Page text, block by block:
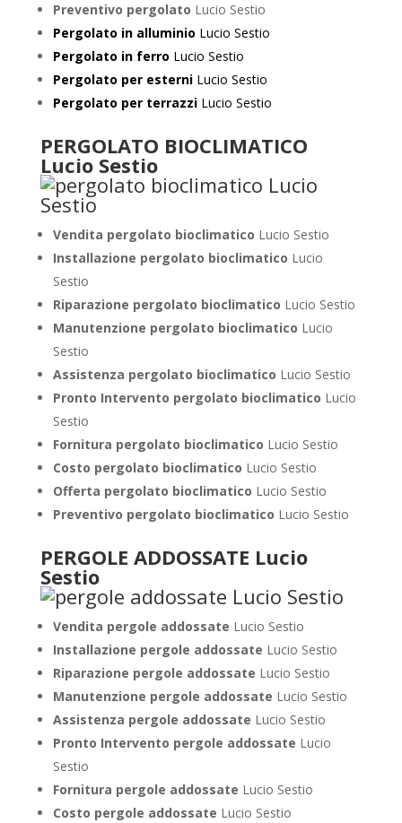
Preventivo pergolato Lucio Sestio
Pergolato in alluminio Lucio Sestio
Pergolato in ferro Lucio Sestio
Pergolato per esterniLucio Sestio
Pergolato per terrazziLucio Sestio
PERGOLATO BIOCLIMATICO
Lucio Sestio
Vendita pergolato bioclimatico Lucio Sestio
Installazione pergolato bioclimatico Lucio
Sestio
Riparazione pergolato bioclimatico Lucio Sestio
Manutenzione pergolato bioclimatico Lucio
Sestio
Assistenza pergolato bioclimatico Lucio Sestio
Pronto Intervento pergolato bioclimatico Lucio
Sestio
Fornitura pergolato bioclimatico Lucio Sestio
Costo pergolato bioclimatico Lucio Sestio
Offerta pergolato bioclimatico Lucio Sestio
Preventivo pergolato bioclimatico Lucio Sestio
PERGOLE ADDOSSATE Lucio
Sestio
Vendita pergole addossate Lucio Sestio
Installazione pergole addossate Lucio Sestio
Riparazione pergole addossate Lucio Sestio
Manutenzione pergole addossate Lucio Sestio
Assistenza pergole addossate Lucio Sestio
Pronto Intervento pergole addossate Lucio
Sestio
Fornitura pergole addossate Lucio Sestio
Costo pergole addossate Lucio Sestio